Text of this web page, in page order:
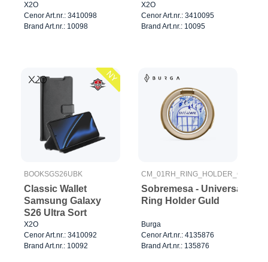
X2O
Cenor Art.nr.: 3410098
Brand Art.nr.: 10098
X2O
Cenor Art.nr.: 3410095
Brand Art.nr.: 10095
NY
BOOKSGS26UBK
Classic Wallet
Samsung Galaxy
S26 Ultra Sort
X2O
Cenor Art.nr.: 3410092
Brand Art.nr.: 10092
CM_01RH_RING_HOLDER_GOLD
Sobremesa - Universal
Ring Holder Guld
Burga
Cenor Art.nr.: 4135876
Brand Art.nr.: 135876